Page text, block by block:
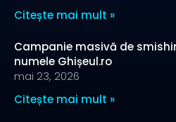
Citește mai mult »
Campanie masivă de
numele Ghișeul.ro
mai 23, 2026
Citește mai mult »